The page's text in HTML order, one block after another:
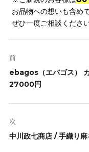
お品物への想いも含め
ぜひ一度ご相談ください
稿
ナ
ビ
ー
シ
ョ
ン
前
前
の
ebagos（エバゴス）
27000円
次
次
中川政七商店 / 手織り